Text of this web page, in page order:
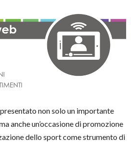
non solo un importante
anche un’occasione di promozione
dello sport come strumento di